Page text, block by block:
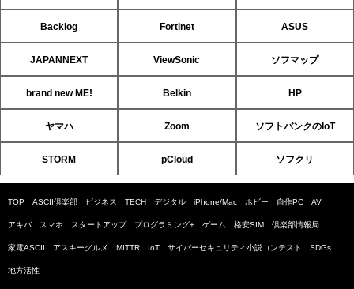
Backlog Fortinet ASUS
JAPANNEXT ViewSonic ソフマップ
brand new ME! Belkin HP
ヤマハ Zoom ソフトバンクのIoT
STORM pCloud ソフクリ
TOP ASCII倶楽部 ビジネス TECH デジタル iPhone/Mac ホビー 自作PC AV
アキバ スマホ スタートアップ プログラミング+ ゲーム 格安SIM 倶楽部情報局
家電ASCII アスキーグルメ MITTR IoT サイバーセキュリティ小説コンテスト SDGs
地方活性